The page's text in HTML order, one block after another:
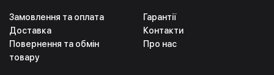
Гарантії
Контакти
Про нас
Замовлення та оплата
Доставка
Повернення та обмін
товару